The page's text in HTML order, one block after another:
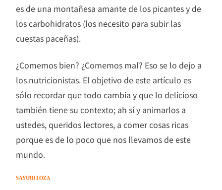
es de una montañesa amante de los picantes y de
los carbohidratos (los necesito para subir las
cuestas paceñas).
¿Comemos bien? ¿Comemos mal? Eso se lo dejo a
los nutricionistas. El objetivo de este artículo es
sólo recordar que todo cambia y que lo delicioso
también tiene su contexto; ah sí y animarlos a
ustedes, queridos lectores, a comer cosas ricas
porque es de lo poco que nos llevamos de este
mundo.
SAYURI LOZA